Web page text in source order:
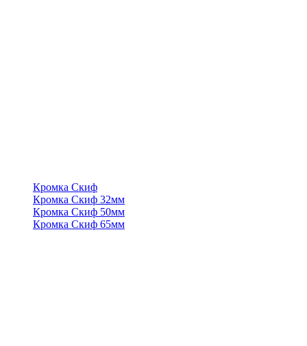
Кромка Скиф
Кромка Скиф 32мм
Кромка Скиф 50мм
Кромка Скиф 65мм